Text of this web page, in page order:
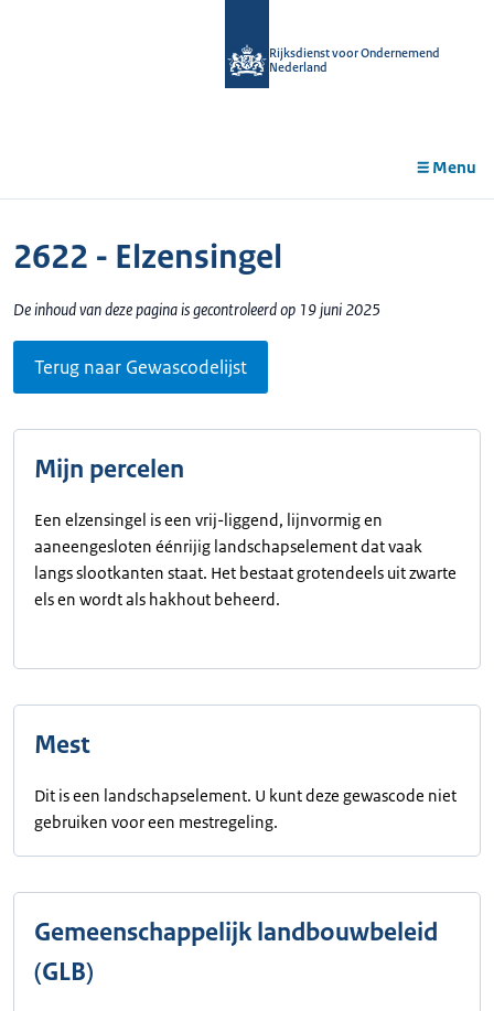
Rijksdienst voor Ondernemend
Nederland
Menu
2622 - Elzensingel
De inhoud van deze pagina is gecontroleerd op 19 juni 2025
Terug naar Gewascodelijst
Mijn percelen
Een elzensingel is een vrij-liggend, lijnvormig en
aaneengesloten éénrijig landschapselement dat vaak
langs slootkanten staat. Het bestaat grotendeels uit zwarte
els en wordt als hakhout beheerd.
Mest
Dit is een landschapselement. U kunt deze gewascode niet
gebruiken voor een mestregeling.
Gemeenschappelijk landbouwbeleid
(GLB)